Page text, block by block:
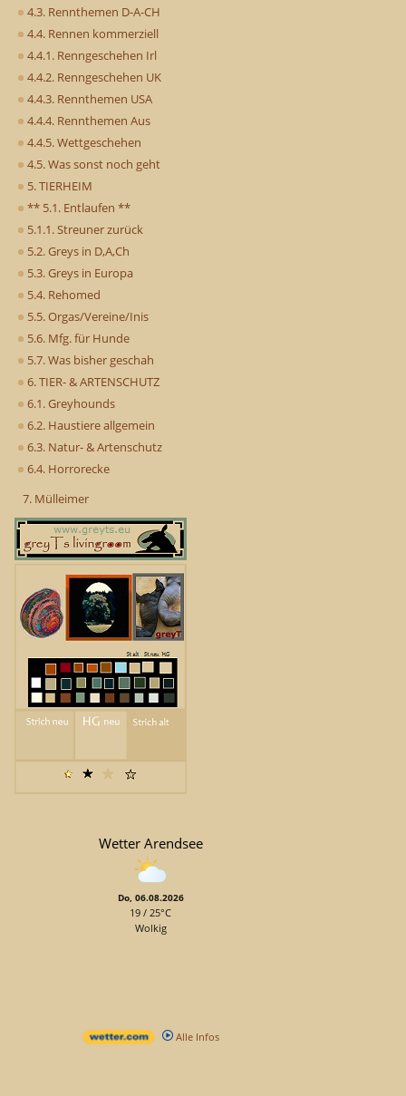
4.3. Rennthemen D-A-CH
4.4. Rennen kommerziell
4.4.1. Renngeschehen Irl
4.4.2. Renngeschehen UK
4.4.3. Rennthemen USA
4.4.4. Rennthemen Aus
4.4.5. Wettgeschehen
4.5. Was sonst noch geht
5. TIERHEIM
** 5.1. Entlaufen **
5.1.1. Streuner zurück
5.2. Greys in D,A,Ch
5.3. Greys in Europa
5.4. Rehomed
5.5. Orgas/Vereine/Inis
5.6. Mfg. für Hunde
5.7. Was bisher geschah
6. TIER- & ARTENSCHUTZ
6.1. Greyhounds
6.2. Haustiere allgemein
6.3. Natur- & Artenschutz
6.4. Horrorecke
7. Mülleimer
Wetter Arendsee
Do, 06.08.2026
19 / 25°C
Wolkig
Alle Infos